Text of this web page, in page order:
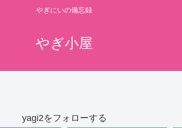
やぎにいの備忘録
やぎ小屋
yagi2をフォローする